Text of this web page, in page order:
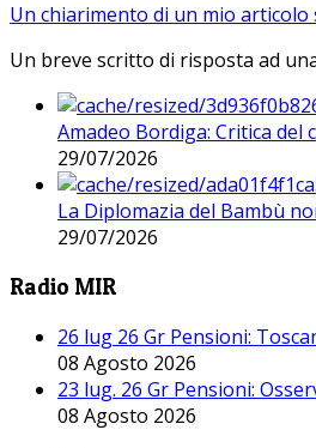
Un chiarimento di un mio articolo
Un breve scritto di risposta ad
Amadeo Bordiga: Critica
29/07/2026
La Diplomazia del Bambù
29/07/2026
Radio MIR
26 lug 26 Gr Pensioni:
08 Agosto 2026
23 lug. 26 Gr Pensioni:
08 Agosto 2026